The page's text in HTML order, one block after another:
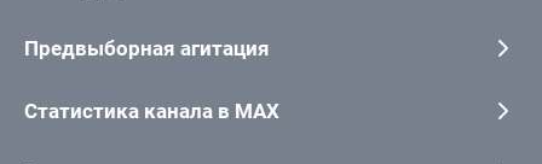
Предвыборная агитация
Статистика канала в MAX